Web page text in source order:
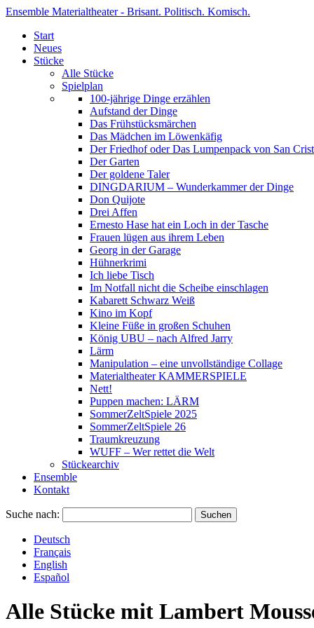
Ensemble Materialtheater - Brisant. Politisch. Komisch.
Start
Neues
Stücke
Alle Stücke
Spielplan
100-jährige Dinge erzählen
Aufstand der Dinge
Das Frühstücksmärchen
Das Mädchen im Löwenkäfig
Der Friedhof oder Das Lumpenpack von San
Der Garten
Der goldene Taler
DINGDARIUM – Wunderkammer der Dinge
Don Quijote
Drei Affen
Ernesto Hase hat ein Loch in der Tasche
Frauen lügen aus ihrem Leben
Georg in der Garage
Hühnerkrimi
Ich liebe Tisch
Im Notfall nicht die Scheibe einschlagen
Kabarett Schwarz Weiß
Kino im Kopf
Kleine Füße in großen Schuhen
König UBU – nach Alfred Jarry
Lärm
Manipulation – eine unvollständige Collage
Materialtheater KAMMERSPIELE
Nett!
Puppen machen: LÄRM
SommerZeltSpiele 2025
SommerZeltSpiele 26
Traumkreuzung
WUFF – Wer rettet die Welt
Stückearchiv
Ensemble
Kontakt
Suche nach:
Deutsch
Français
English
Español
Alle Stücke mit Lambert